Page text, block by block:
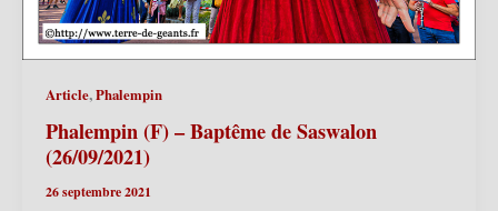
Article,Phalempin
Phalempin (F) – Baptême de Saswalon
(26/09/2021)
26 septembre 2021